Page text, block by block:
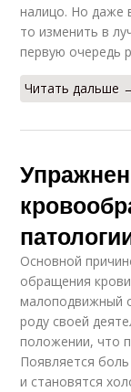
налицо. Но даже
то изменить в
первую очередь
Читать дальше
Основной
обращения
малоподвижный
роду своей
положении, что
Появляется
и становятся